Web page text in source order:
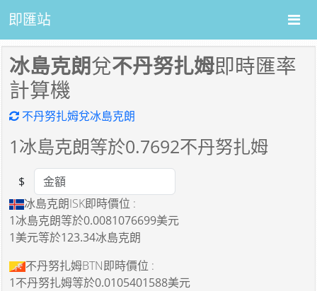
即匯站
冰島克朗兌不丹努扎姆即時匯率
計算機
不丹努扎姆兌冰島克朗
1冰島克朗等於0.7692不丹努扎姆
Amount
$
冰島克朗ISK即時價位 :
1冰島克朗等於0.0081076699美元
1美元等於123.34冰島克朗
不丹努扎姆BTN即時價位 :
1不丹努扎姆等於0.0105401588美元